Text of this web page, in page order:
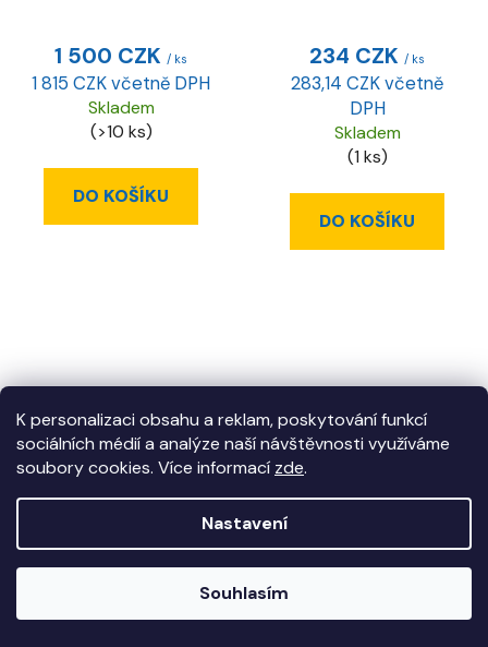
K personalizaci obsahu a reklam, poskytování funkcí
sociálních médií a analýze naší návštěvnosti využíváme
soubory cookies. Více informací zde.
Nastavení
Souhlasím
1 500 CZK / ks
1 815 CZK včetně DPH
Skladem
(>10 ks)
DO KOŠÍKU
234 CZK / ks
283,14 CZK včetně
DPH
Skladem
(1 ks)
DO KOŠÍKU
546 CZK/ ks 577 CZK/ ks